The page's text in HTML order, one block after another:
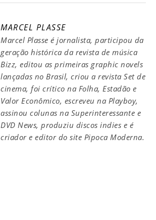
MARCEL PLASSE
Marcel Plasse é jornalista, participou da
geração histórica da revista de música
Bizz, editou as primeiras graphic novels
lançadas no Brasil, criou a revista Set de
cinema, foi crítico na Folha, Estadão e
Valor Econômico, escreveu na Playboy,
assinou colunas na Superinteressante e
DVD News, produziu discos indies e é
criador e editor do site Pipoca Moderna.